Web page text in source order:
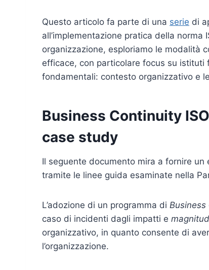
Questo articolo fa parte di una serie di
all’implementazione pratica della
organizzazione, esploriamo le modalità
efficace, con particolare focus su istituti
fondamentali: contesto organizzativo e
Business Continuity
case study
Il seguente documento mira a fornire
tramite le linee guida esaminate nella
L’adozione di un programma di Business
caso di incidenti dagli impatti e
organizzativo, in quanto consente di
l’organizzazione.